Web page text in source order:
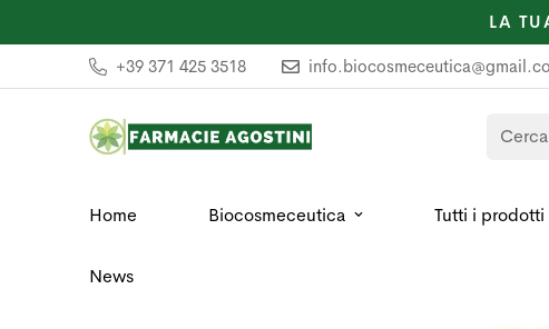
LA
+39 371 425 3518
Home Biocosmeceutica Tutti i prodotti
News